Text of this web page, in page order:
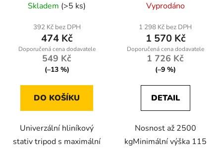
Skladem (>5 ks)
392 Kč bez DPH
474 Kč
549 Kč
(–13 %)
DO KOŠÍKU
Univerzální hliníkový
stativ tripod s maximální
Vyprodáno
1 298 Kč bez DPH
1 570 Kč
1 726 Kč
(–9 %)
DETAIL
Nosnost až 2500
kgMinimální výška 115